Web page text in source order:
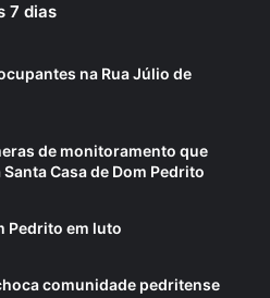
7 dias
na Rua Júlio de
de monitoramento que
Casa de Dom Pedrito
Pedrito em luto
comunidade pedritense